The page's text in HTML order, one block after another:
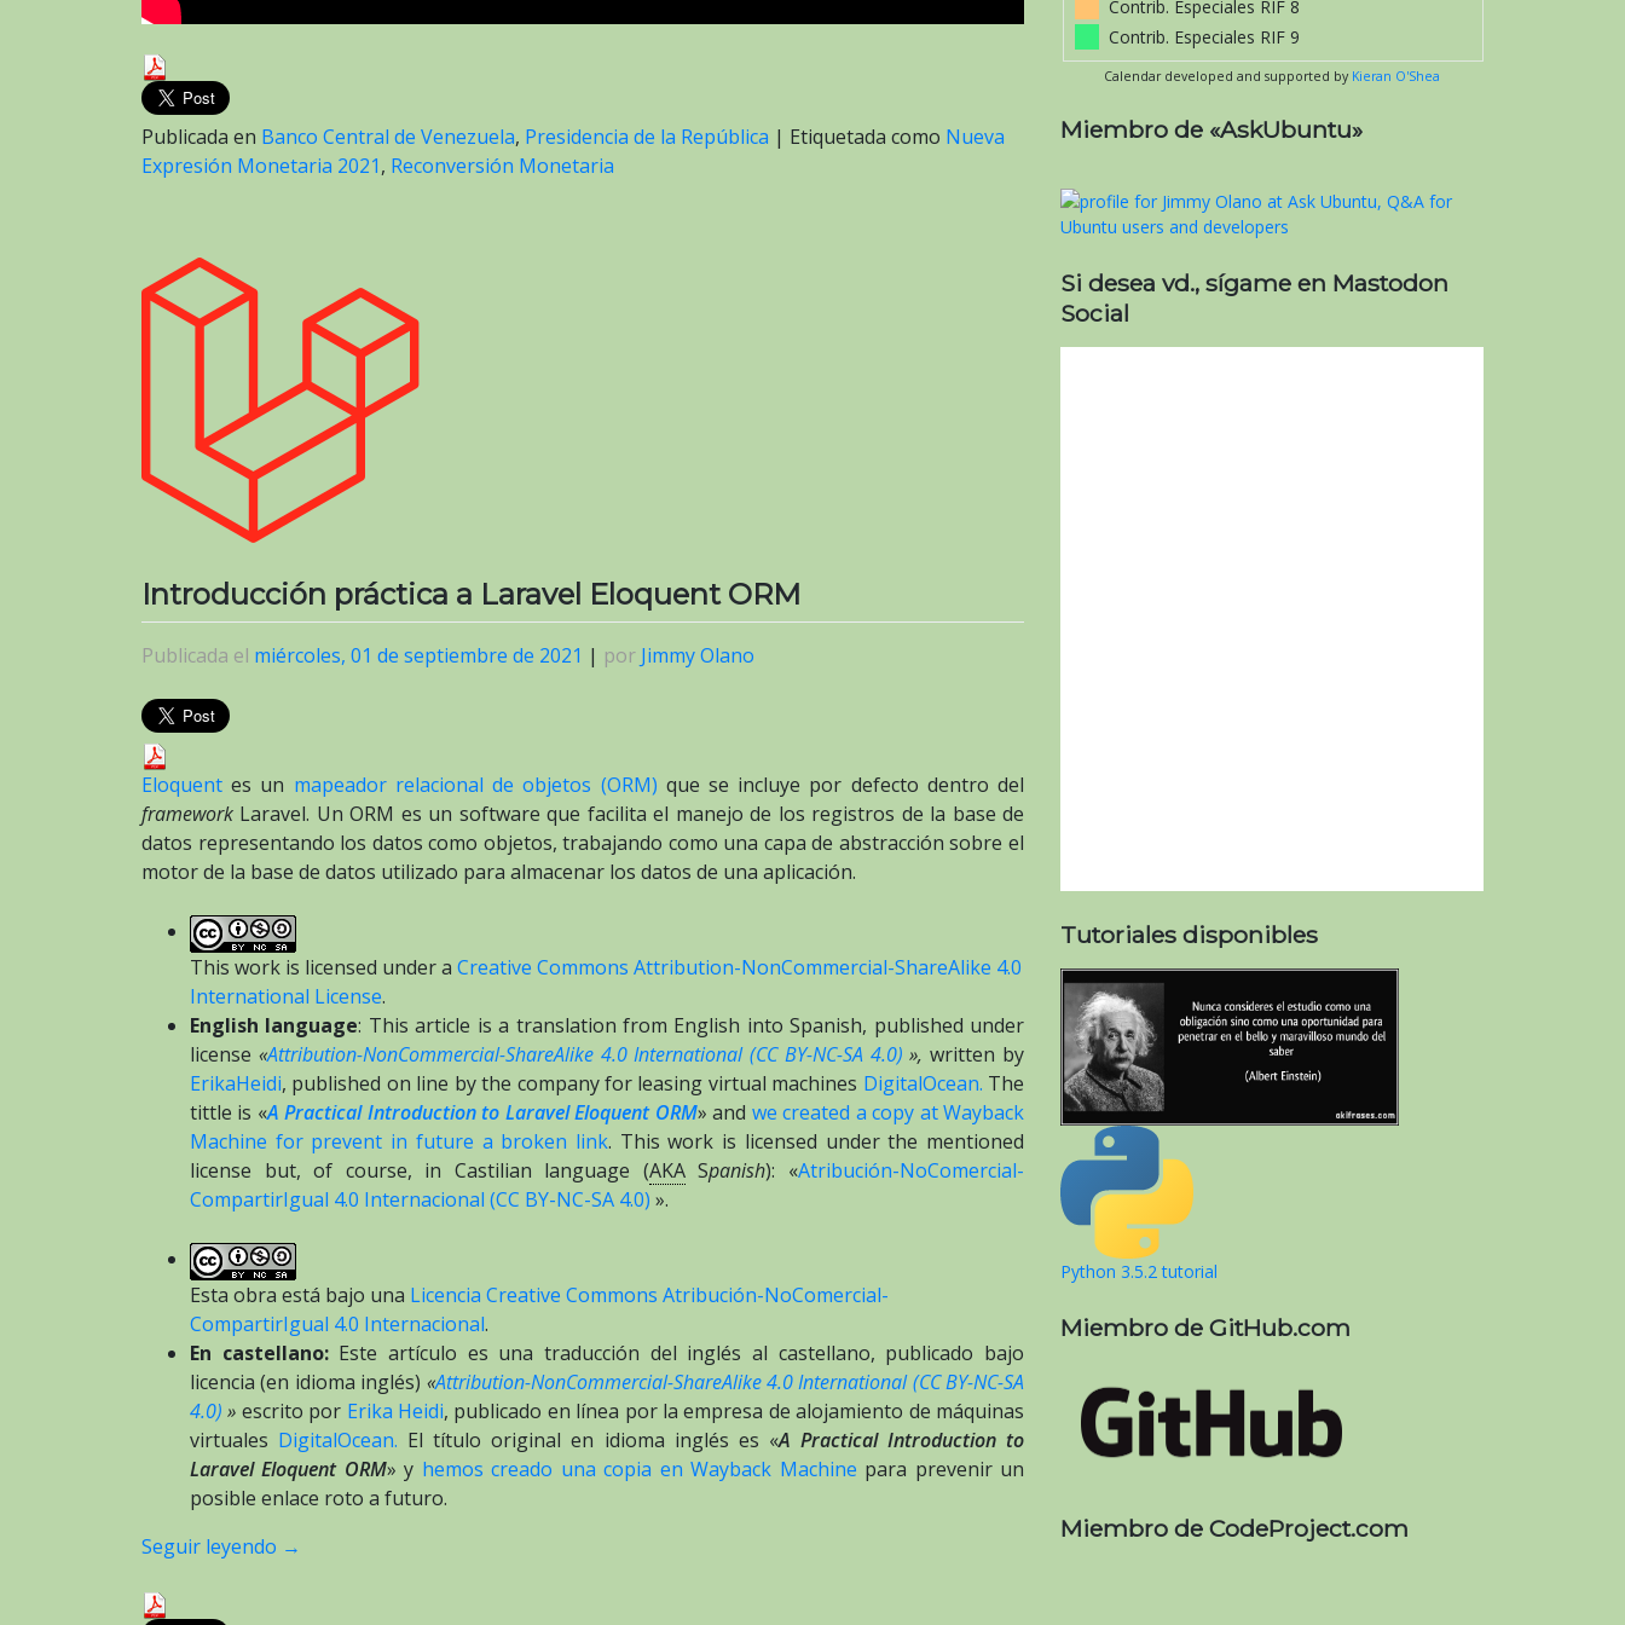
Publicada en Banco Central de Venezuela, Presidencia de la República | Etiquetada como Nueva
Expresión Monetaria 2021, Reconversión Monetaria
Introducción práctica a Laravel Eloquent ORM
Publicada el miércoles, 01 de septiembre de 2021 | por Jimmy Olano
Eloquent es un mapeador relacional de objetos (ORM) que se incluye por defecto dentro del
framework Laravel. Un ORM es un software que facilita el manejo de los registros de la base de
datos representando los datos como objetos, trabajando como una capa de abstracción sobre el
motor de la base de datos utilizado para almacenar los datos de una aplicación.
This work is licensed under a Creative Commons Attribution-NonCommercial-ShareAlike 4.0
International License.
English language: This article is a translation from English into Spanish, published under
license «Attribution-NonCommercial-ShareAlike 4.0 International (CC BY-NC-SA 4.0) »,written by
ErikaHeidi, published on line by the company for leasing virtual machines DigitalOcean. The
tittle is «A Practical Introduction to Laravel Eloquent ORM» and we created a copy at Wayback
Machine for prevent in future a broken link. This work is licensed under the mentioned
license but, of course, in Castilian language (AKASpanish): «Atribución-NoComercial-
CompartirIgual 4.0 Internacional (CC BY-NC-SA 4.0) ».
Esta obra está bajo una Licencia Creative Commons Atribución-NoComercial-
CompartirIgual 4.0 Internacional.
En castellano: Este artículo es una traducción del inglés al castellano, publicado bajo
licencia (en idioma inglés) «Attribution-NonCommercial-ShareAlike 4.0 International (CC BY-NC-SA
4.0) » escrito por Erika Heidi, publicado en línea por la empresa de alojamiento de máquinas
virtuales DigitalOcean. El título original en idioma inglés es «A Practical Introduction to
Laravel Eloquent ORM» y hemos creado una copia en Wayback Machine para prevenir un
posible enlace roto a futuro.
Seguir leyendo →
Contrib. Especiales RIF 8
Contrib. Especiales RIF 9
Calendar developed and supported by Kieran O'Shea
Miembro de «AskUbuntu»
Si desea vd., sígame en Mastodon
Social
Tutoriales disponibles
Python 3.5.2 tutorial
Miembro de GitHub.com
Miembro de CodeProject.com